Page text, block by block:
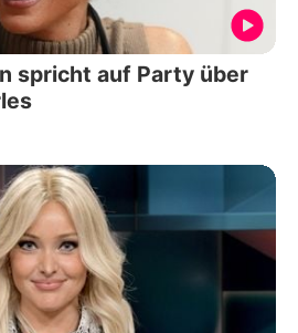
spricht auf Party über